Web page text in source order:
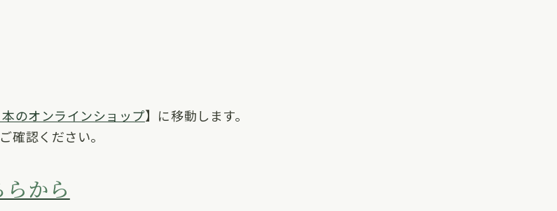
のオンラインショップ】に移動します。
確認ください。
から